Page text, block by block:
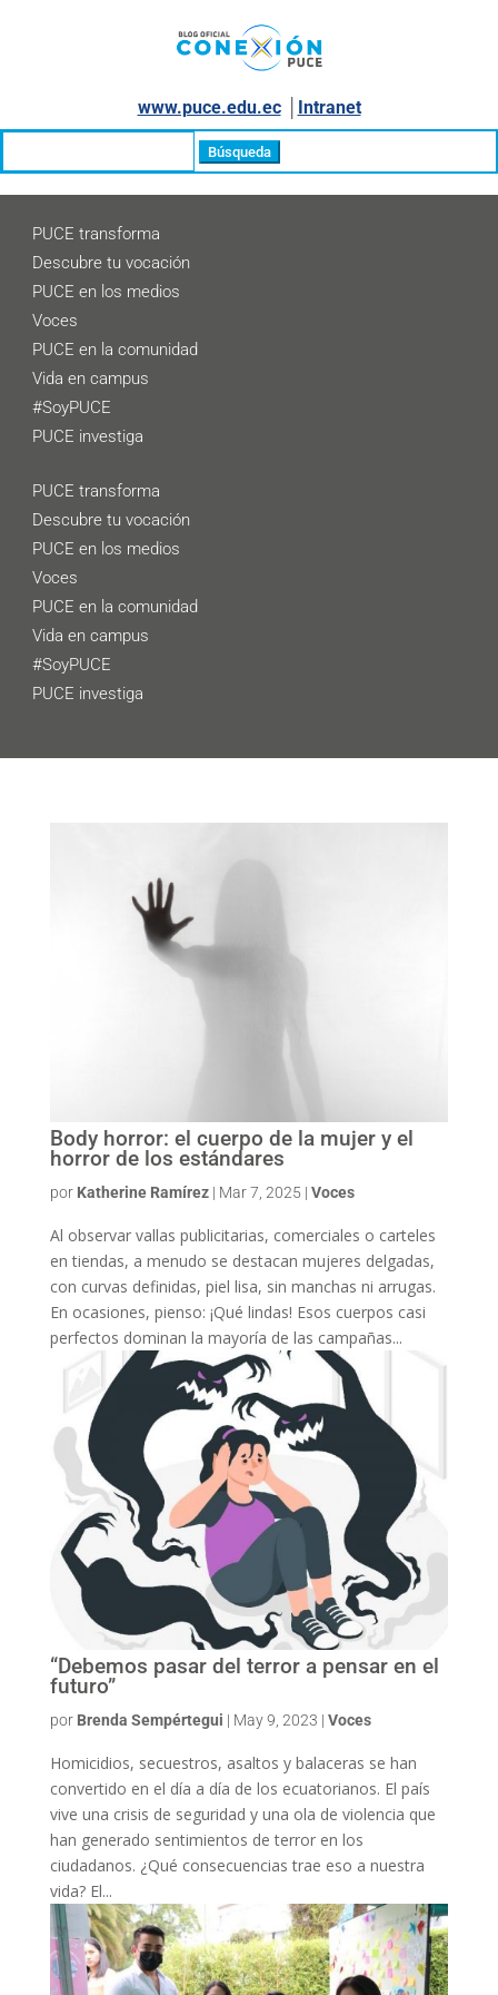
www.puce.edu.ec│ Intranet
PUCE transforma
Descubre tu vocación
PUCE en los medios
Voces
PUCE en la comunidad
Vida en campus
#SoyPUCE
PUCE investiga
PUCE transforma
Descubre tu vocación
PUCE en los medios
Voces
PUCE en la comunidad
Vida en campus
#SoyPUCE
PUCE investiga
Body horror: el cuerpo de la mujer y el
horror de los estándares
por Katherine Ramírez| Mar 7, 2025 | Voces
Al observar vallas publicitarias, comerciales o carteles
en tiendas, a menudo se destacan mujeres delgadas,
con curvas definidas, piel lisa, sin manchas ni arrugas.
En ocasiones, pienso: ¡Qué lindas! Esos cuerpos casi
perfectos dominan la mayoría de las campañas...
“Debemos pasar del terror a pensar en el
futuro”
por Brenda Sempértegui | May 9, 2023 | Voces
Homicidios, secuestros, asaltos y balaceras se han
convertido en el día a día de los ecuatorianos. El país
vive una crisis de seguridad y una ola de violencia que
han generado sentimientos de terror en los
ciudadanos. ¿Qué consecuencias trae eso a nuestra
vida? El...